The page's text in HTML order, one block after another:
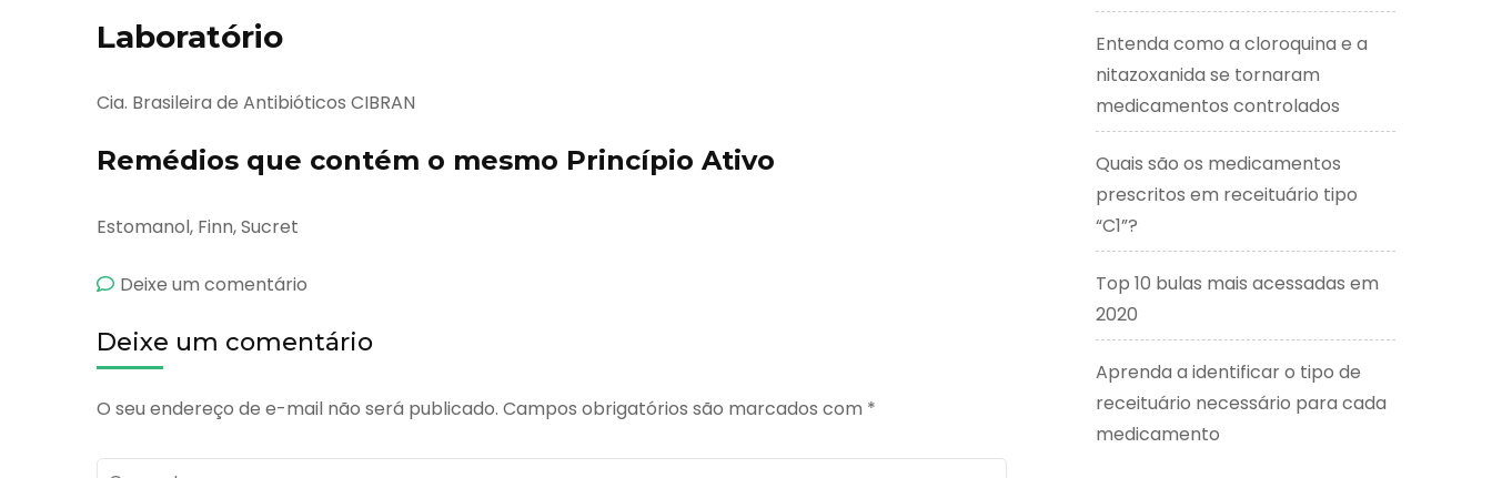
Laboratório
Cia. Brasileira de Antibióticos CIBRAN
Remédios que contém o mesmo Princípio Ativo
Estomanol, Finn, Sucret
Deixe um comentário
Deixe um comentário
O seu endereço de e-mail não será publicado. Campos obrigatórios são marcados com *
Entenda como a cloroquina e a
nitazoxanida se tornaram
medicamentos controlados
Quais são os medicamentos
prescritos em receituário tipo
“C1”?
Top 10 bulas mais acessadas em
2020
Aprenda a identificar o tipo de
receituário necessário para cada
medicamento